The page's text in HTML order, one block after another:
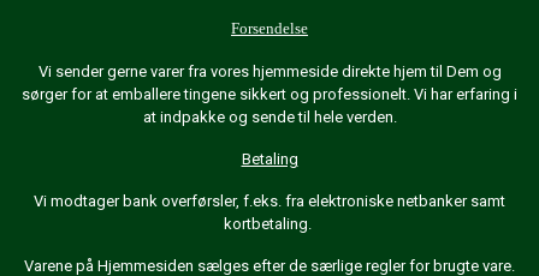
Forsendelse
Vi sender gerne varer fra vores hjemmeside direkte hjem til Dem og
sørger for at emballere tingene sikkert og professionelt. Vi har erfaring i
at indpakke og sende til hele verden.
Betaling
Vi modtager bank overførsler, f.eks. fra elektroniske netbanker samt
kortbetaling.
Varene på Hjemmesiden sælges efter de særlige regler for brugte vare.